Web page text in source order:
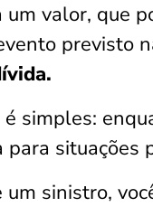
um valor, que
previsto
simples:
para situações
um sinistro,